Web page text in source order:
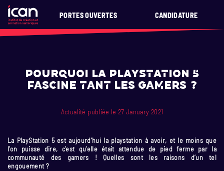
PORTES OUVERTES CANDIDATURE
Pourquoi la PlayStation 5
fascine tant les gamers ?
Actualité publiée le 27 January 2021
La PlayStation 5 est aujourd’hui la playstation à avoir, et le moins que
l’on puisse dire, c’est qu’elle était attendue de pied ferme par la
communauté des gamers ! Quelles sont les raisons d’un tel
engouement ?